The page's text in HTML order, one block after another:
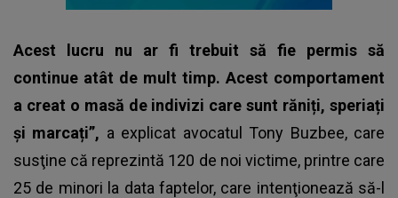
Acest lucru nu ar fi trebuit să fie permis să
continue atât de mult timp. Acest comportament
a creat o masă de indivizi care sunt răniți, speriați
și marcați”, a explicat avocatul Tony Buzbee, care
susţine că reprezintă 120 de noi victime, printre care
25 de minori la data faptelor, care intenţionează să-l